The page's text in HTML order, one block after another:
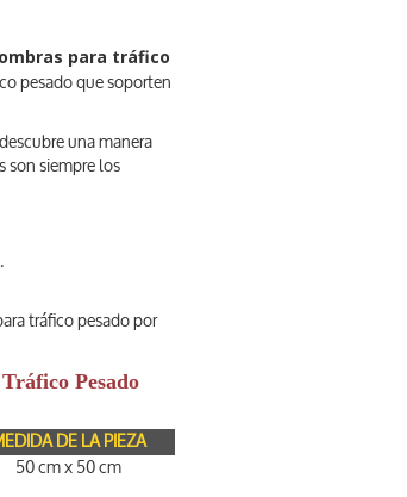
para tráfico
pesado que soporten
una manera
son siempre los
tráfico pesado por
Pesado
DE LA PIEZA
50 cm x 50 cm